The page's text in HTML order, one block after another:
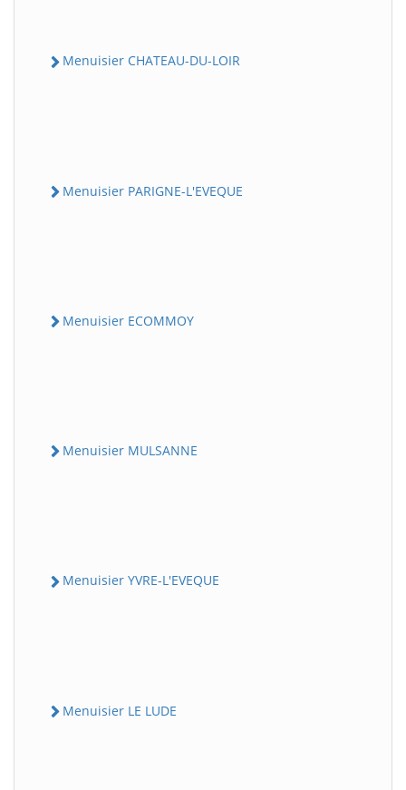
Menuisier CHATEAU-DU-LOIR
Menuisier PARIGNE-L'EVEQUE
Menuisier ECOMMOY
Menuisier MULSANNE
Menuisier YVRE-L'EVEQUE
Menuisier LE LUDE